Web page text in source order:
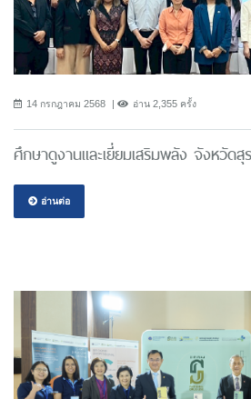
14 กรกฎาคม 2568 อ่าน 2,355 ครั้ง
ศึกษาดูงานและเยี่ยมเสริมพลัง จังหวัดสุ
อ่านต่อ